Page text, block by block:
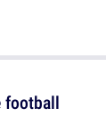
football